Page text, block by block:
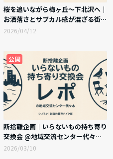
桜を追いながら梅ヶ丘〜下北沢へ｜
お洒落さとサブカル感が混ざる街角
や居場所を歩く会 実施レポート
2026/04/12
公開
断捨離企画｜いらないもの持ち寄り
交換会 @地域交流センター代々木
実施レポート
2026/03/10